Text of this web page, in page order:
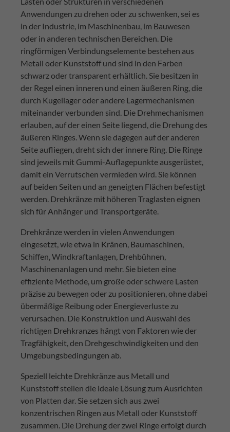
Anwendungen zu drehen oder zu schwenken, sei es
in der Industrie, im Maschinenbau, im Bauwesen
oder in anderen technischen Bereichen. Die
ringförmigen Verbindungselemente bestehen aus
Metall oder Kunststoff und sind in den Farben
schwarz oder transparent erhältlich. Sie besitzen in
der Regel einen inneren und einen äußeren Ring, die
durch Kugellager oder andere Lagermechanismen
miteinander verbunden sind. Die Drehmechanismen
erlauben, auf der einen Seite liegend, die Drehung des
äußeren Ringes. Wenn sie dagegen auf der anderen
Seite aufliegen, dreht sich der innere Ring. Die Ringe
sind jeweils mit Gummi-Auflagepunkte ausgerüstet,
damit ein Verrutschen vermieden wird. Sie können
auf beiden Seiten und an geneigten Flächen befestigt
werden. Drehkränze mit höheren Traglasten eignen
sich für Anhänger und Transportgeräte.
Drehkränze werden in vielen Anwendungen
eingesetzt, wie etwa in Kränen, Baumaschinen,
Schiffen, Windkraftanlagen, Drehbühnen,
Maschinenanlagen und mehr. Sie bieten eine
effiziente Methode, um große oder schwere Lasten
präzise zu bewegen oder zu positionieren, ohne dabei
übermäßige Reibung oder Energieverluste zu
verursachen. Die Konstruktion und Auswahl des
richtigen Drehkranzes hängt von Faktoren wie der
Tragfähigkeit, den Drehgeschwindigkeiten und den
Umgebungsbedingungen ab.
Speziell leichte Drehkränze aus Metall und
Kunststoff stellen die ideale Lösung zum Ausrichten
von Platten dar. Sie setzen sich aus zwei
konzentrischen Ringen aus Metall oder Kunststoff
zusammen. Die Drehung der zwei Ringe erfolgt durch